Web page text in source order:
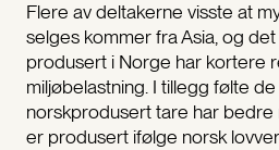
Flere av deltakerne visste at
selges kommer fra Asia, og
produsert i Norge har kortere
miljøbelastning. I tillegg følte
norskprodusert tare har
er produsert ifølge norsk